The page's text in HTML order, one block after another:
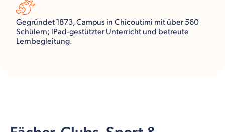
Gegründet 1873, Campus in Chicoutimi mit über 560
Schülern; iPad‑gestützter Unterricht und betreute
Lernbegleitung.